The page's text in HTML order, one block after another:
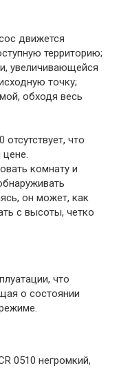
движется
территорию;
увеличивающейся
точку;
обходя весь
что
комнату и
он может, как
с высоты, четко
что
о состоянии
0510 негромкий,